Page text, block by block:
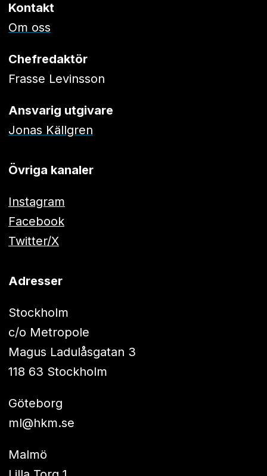
Kontakt
Om oss
Chefredaktör
Frasse Levinsson
Ansvarig utgivare
Jonas Källgren
Övriga kanaler
Instagram
Facebook
Twitter/X
Adresser
Stockholm
c/o Metropole
Magus Ladulåsgatan 3
118 63 Stockholm
Göteborg
ml@hkm.se
Malmö